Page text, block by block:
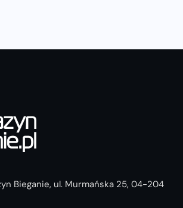
Bieganie, ul. Murmańska 25, 04-204